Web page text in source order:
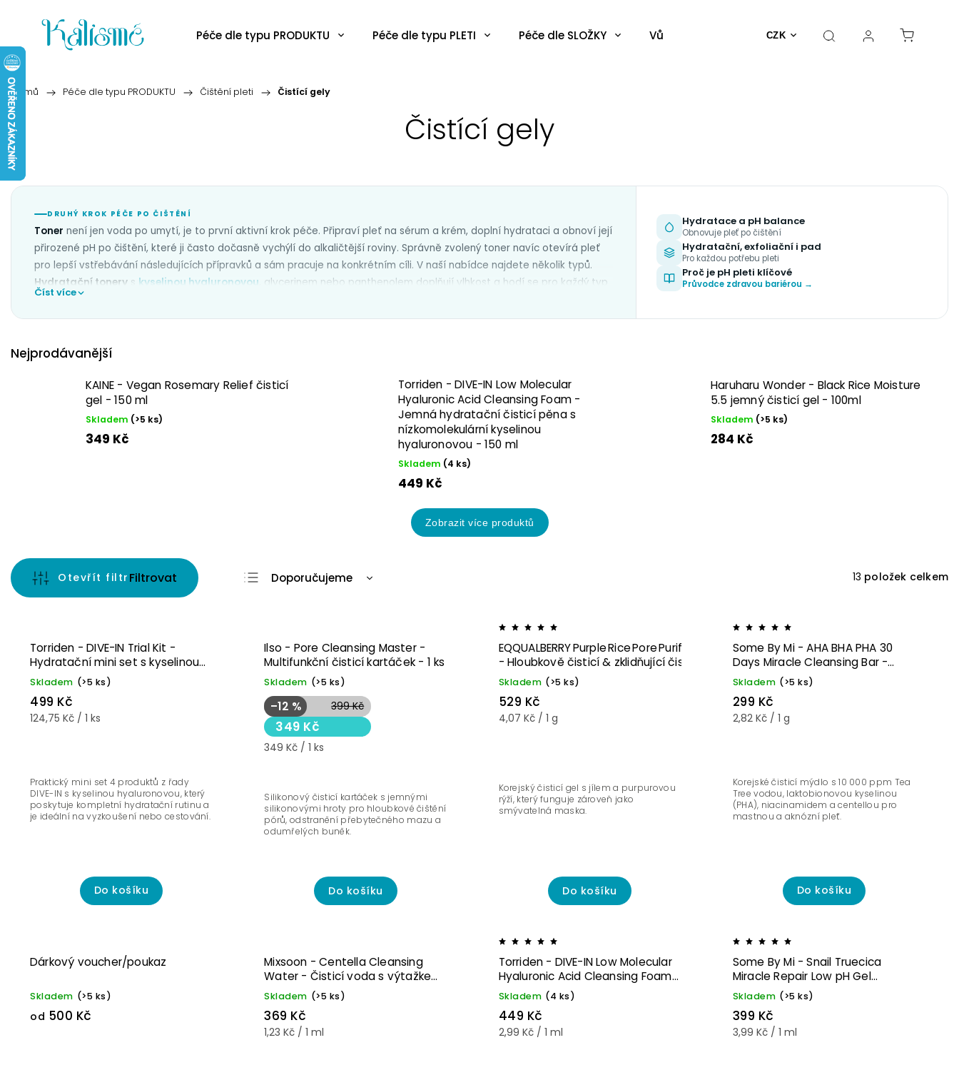
CZK
Péče dle typu PRODUKTU Péče dle typu PLETI Péče dle SLOŽKY Vůně a parfémy Dekorativní kosmetika
Domů / Péče dle typu PRODUKTU / Čištění pleti / Čistící gely
Čistící gely
DRUHÝ KROK PÉČE PO ČIŠTĚNÍ
Toner není jen voda po umytí, je to první aktivní krok péče. Připraví pleť na sérum a krém, doplní hydrataci a obnoví její
přirozené pH po čištění, které ji často dočasně vychýlí do alkaličtější roviny. Správně zvolený toner navíc otevírá pleť
pro lepší vstřebávání následujících přípravků a sám pracuje na konkrétním cíli. V naší nabídce najdete několik typů.
Hydratační tonery s kyselinou hyaluronovou , glycerinem nebo panthenolem doplňují vlhkost a hodí se pro každý typ
pleti.Exfoliační tonery
pomáhají proti drobným nedokonalostem.Zklidňující tonerys centellou, heartleaf extraktem nebo madecassosidem
niacinamidemsjednocují tón pleti a pracují na pigmentových skvrnách. Aplikujte ráno i večer po čištění, buď vatovým
pracují s pH pleti.
Číst více
Hydratace a pH balance
Obnovuje pleť po čištění
Hydratační, exfoliační i pad
Pro každou potřebu pleti
Proč je pH pleti klíčové
Průvodce zdravou bariérou →
Nejprodávanější
KAINE - Vegan Rosemary Relief čisticí
gel - 150 ml
Skladem (>5 ks)
349 Kč
Torriden - DIVE-IN Low Molecular
Hyaluronic Acid Cleansing Foam -
Jemná hydratační čisticí pěna s
nízkomolekulární kyselinou
hyaluronovou - 150 ml
Skladem (4 ks)
449 Kč
Haruharu Wonder - Black Rice Moisture
5.5 jemný čisticí gel - 100ml
Skladem (>5 ks)
284 Kč
Zobrazit více produktů
Doporučujeme
Nejprodávanější
Abecedně
13 položek celkem
Otevřít filtr
Torriden - DIVE-IN Trial Kit -
Hydratační mini set s kyselinou
hyaluronovou - 4 ks
Skladem (>5 ks)
499 Kč
124,75 Kč / 1 ks
Do košíku
Praktický mini set 4 produktů z řady
DIVE-IN s kyselinou hyaluronovou, který
poskytuje kompletní hydratační rutinu a
je ideální na vyzkoušení nebo cestování.
Ilso - Pore Cleansing Master -
Multifunkční čisticí kartáček - 1 ks
Skladem (>5 ks)
399 Kč
–12 %
349 Kč
349 Kč / 1 ks
Do košíku
Silikonový čisticí kartáček s jemnými
silikonovými hroty pro hloubkové čištění
pórů, odstranění přebytečného mazu a
odumřelých buněk.
smíšenou a
mastnou
pleť
EQQUALBERRY Purple Rice Pore Purifying Pack Cleanser
- Hloubkově čisticí & zklidňující čisticí gel-maska -
130 g
Skladem (>5 ks)
529 Kč
4,07 Kč / 1 g
Do košíku
Korejský čisticí gel s jílem a purpurovou
rýží, který funguje zároveň jako
smývatelná maska.
Some By Mi - AHA BHA PHA 30
Days Miracle Cleansing Bar -
Čisticí mýdlo na obličej s
AHA/BHA/PHA kyselinami - 106 g
Skladem (>5 ks)
299 Kč
2,82 Kč / 1 g
Do košíku
Korejské čisticí mýdlo s 10 000 ppm Tea
Tree vodou, laktobionovou kyselinou
(PHA), niacinamidem a centellou pro
mastnou a aknózní pleť.
Dárkový voucher/poukaz
Skladem (>5 ks)
od 500 Kč
Mixsoon - Centella Cleansing
Water - Čisticí voda s výtažkem
z Centella Asiatica 300 ml
Skladem (>5 ks)
369 Kč
1,23 Kč / 1 ml
pleť 💦
Torriden - DIVE-IN Low Molecular
Hyaluronic Acid Cleansing Foam -
Jemná hydratační čisticí pěna s
nízkomolekulární kyselinou
hyaluronovou - 150 ml
Skladem (4 ks)
449 Kč
2,99 Kč / 1 ml
Some By Mi - Snail Truecica
Miracle Repair Low pH Gel
Cleanser - Jemný čistící gel s
nízkým pH 100 ml
Skladem (>5 ks)
399 Kč
3,99 Kč / 1 ml